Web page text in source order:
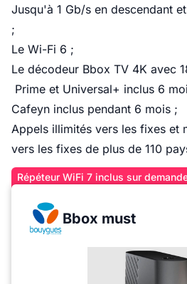
Jusqu'à 1 Gb/s en descendant
;
Le Wi-Fi 6 ;
Le décodeur Bbox TV 4K avec
Prime et Universal+ inclus 6
Cafeyn inclus pendant 6 mois ;
Appels illimités vers les fixes et
vers les fixes de plus de 110
Répéteur WiFi 7 inclus sur
Bbox must